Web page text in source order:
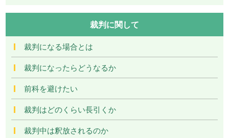
裁判に関して
裁判になる場合とは
裁判になったらどうなるか
前科を避けたい
裁判はどのくらい長引くか
裁判中は釈放されるのか